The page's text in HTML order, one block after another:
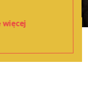
więcej